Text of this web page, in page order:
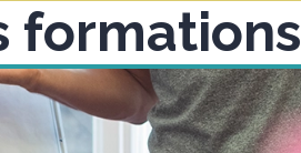
formations